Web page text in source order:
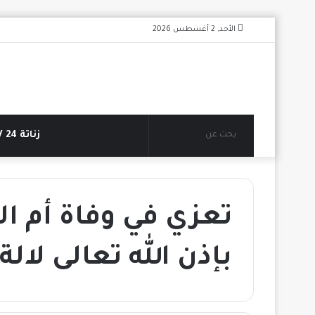
الأحد, 2 أغسطس 2026
زناتة 24 TV بحث
عن
تعزي في وفاة أم
بإذن الله تعالى